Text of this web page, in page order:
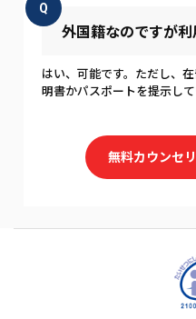
Q
外国籍なのですが利
はい、可能です。ただし、
明書かパスポートを提示し
無料カウンセ